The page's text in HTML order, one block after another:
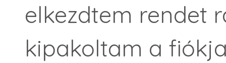
elkezdtem rendet
kipakoltam a